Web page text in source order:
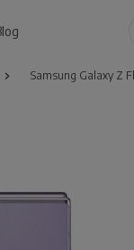
Samsung Galaxy Z